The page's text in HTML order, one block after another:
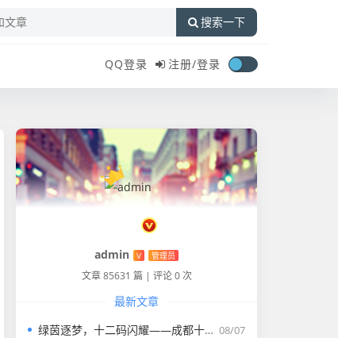
搜索一下
QQ登录 注册/登录
admin V 管理员
文章 85631 篇 | 评论 0 次
最新文章
08/07
绿茵逐梦，十二码闪耀——成都十二码足球俱乐部的热爱与坚守，绿茵逐梦十二码闪耀，成都足球俱乐部的热爱与坚守